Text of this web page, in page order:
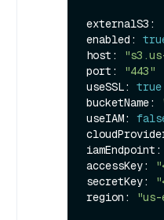
externalS3:
enabled:
host:
port:
"443"
useSSL: true
bucketName:
useIAM:
iamEndpoint:
accessKey:
secretKey:
region: